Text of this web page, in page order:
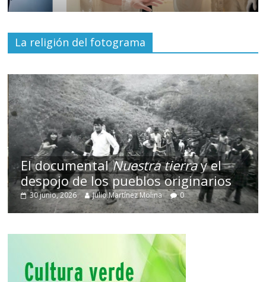
La religión del fotograma
El documentalNuestra tierray el
despojo de los pueblos originarios
30 junio, 2026 Julio Martínez Molina 0